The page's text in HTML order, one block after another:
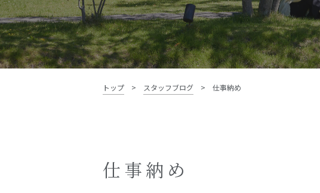
TEL.0574-60-1161
受付時間：9:00～17:00
資料請求・お問い合わせ
トップ > スタッフブログ > 仕事納め
仕事納め